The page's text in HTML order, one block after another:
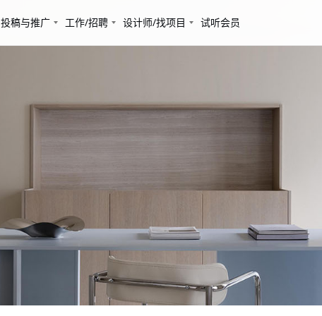
投稿与推广 工作/招聘 设计师/找项目 试听会员